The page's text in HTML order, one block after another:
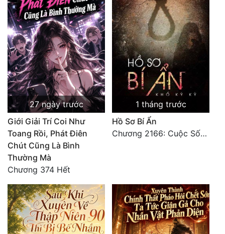
27 ngày trước
Giới Giải Trí Coi Như
Toang Rồi, Phát Điên
Chút Cũng Là Bình
Thường Mà
Chương 374 Hết
1 tháng trước
Hồ Sơ Bí Ẩn
Chương 2166: Cuộc Sống (Hoàn)